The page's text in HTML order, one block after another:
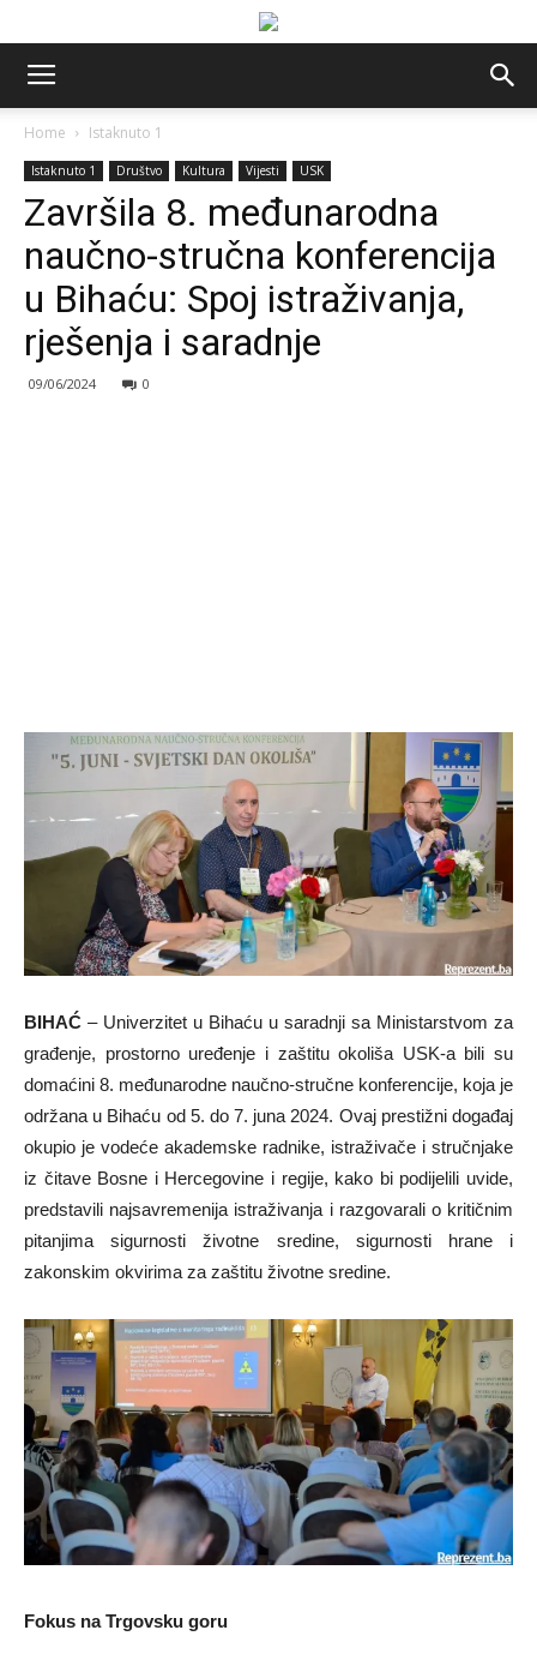
Home Istaknuto 1
Istaknuto 1 Društvo Kultura Vijesti USK
Završila 8. međunarodna
naučno-stručna konferencija
u Bihaću: Spoj istraživanja,
rješenja i saradnje
09/06/2024 0
BIHAĆ – Univerzitet u Bihaću u saradnji sa Ministarstvom za
građenje, prostorno uređenje i zaštitu okoliša USK-a bili su
domaćini 8. međunarodne naučno-stručne konferencije, koja je
održana u Bihaću od 5. do 7. juna 2024. Ovaj prestižni događaj
okupio je vodeće akademske radnike, istraživače i stručnjake
iz čitave Bosne i Hercegovine i regije, kako bi podijelili uvide,
predstavili najsavremenija istraživanja i razgovarali o kritičnim
pitanjima sigurnosti životne sredine, sigurnosti hrane i
zakonskim okvirima za zaštitu životne sredine.
Fokus na Trgovsku goru